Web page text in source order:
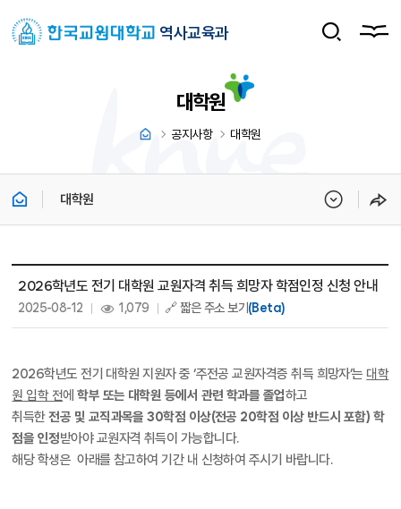
역사교육과
대학원
공지사항 대학원
대학원
2026학년도 전기 대학원 교원자격 취득 희망자 학점인정 신청 안내
2025-08-12 1,079 🔗 짧은 주소 보기(Beta)
2026학년도 전기 대학원 지원자 중 ‘주전공 교원자격증 취득 희망자’는 대학
원 입학 전에학부 또는 대학원 등에서 관련 학과를 졸업하고
취득한전공 및 교직과목을 30학점 이상(전공 20학점 이상 반드시 포함) 학
점을 인정받아야 교원자격 취득이 가능합니다.
해당 학생은 아래를 참고하여 기간 내 신청하여 주시기 바랍니다.